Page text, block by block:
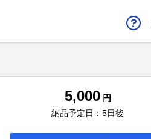
5,000 円
納品予定日：5日後